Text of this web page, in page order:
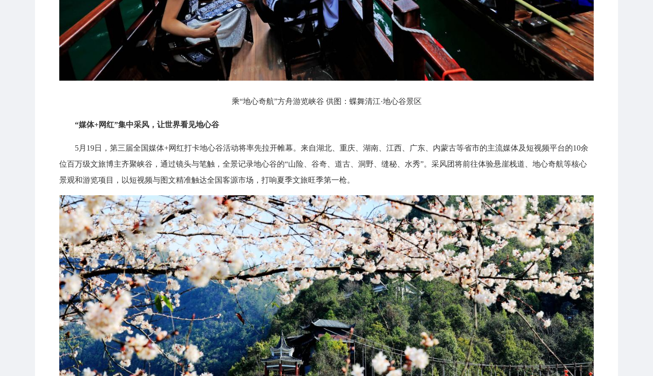
乘“地心奇航”方舟游览峡谷 供图：蝶舞清江·地心谷景区
“媒体+网红”集中采风，让世界看见地心谷
5月19日，第三届全国媒体+网红打卡地心谷活动将率先拉开帷幕。来自湖北、重庆、湖南、江西、广东、内蒙古等省市的主流媒体及短视频平台的10余
位百万级文旅博主齐聚峡谷，通过镜头与笔触，全景记录地心谷的“山险、谷奇、道古、洞野、缝秘、水秀”。采风团将前往体验悬崖栈道、地心奇航等核心
景观和游览项目，以短视频与图文精准触达全国客源市场，打响夏季文旅旺季第一枪。